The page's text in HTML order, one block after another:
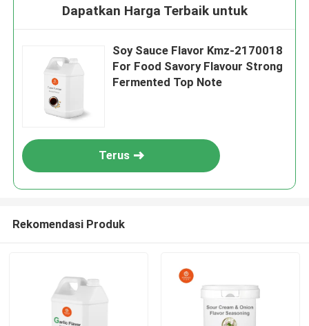
Dapatkan Harga Terbaik untuk
Soy Sauce Flavor Kmz-2170018
For Food Savory Flavour Strong
Fermented Top Note
Terus
Rekomendasi Produk